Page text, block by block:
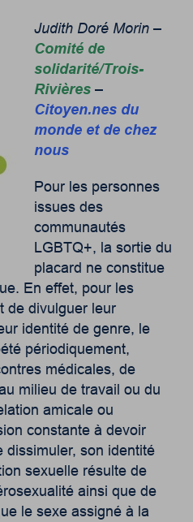
Judith Doré Morin –
Comité de
solidarité/Trois-
Rivières –
Citoyen.nes du
monde et de chez
nous
Pour les personnes
issues des
communautés
LGBTQ+, la sortie du
placard ne constitue
En effet, pour les
de divulguer leur
identité de genre, le
périodiquement,
médicales, de
milieu de travail ou du
amicale ou
constante à devoir
dissimuler, son identité
sexuelle résulte de
ainsi que de
le sexe assigné à la